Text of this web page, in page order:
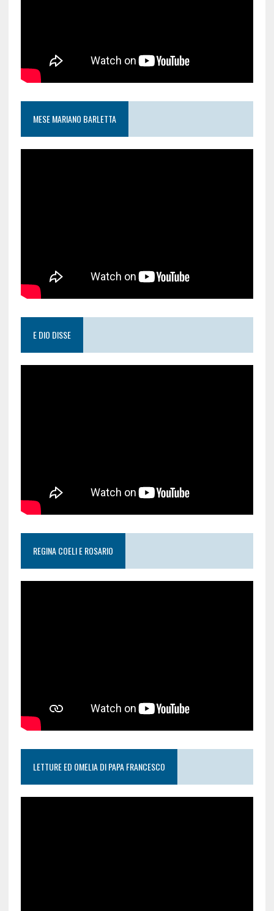
MESE MARIANO BARLETTA
E DIO DISSE
REGINA COELI E ROSARIO
LETTURE ED OMELIA DI PAPA FRANCESCO